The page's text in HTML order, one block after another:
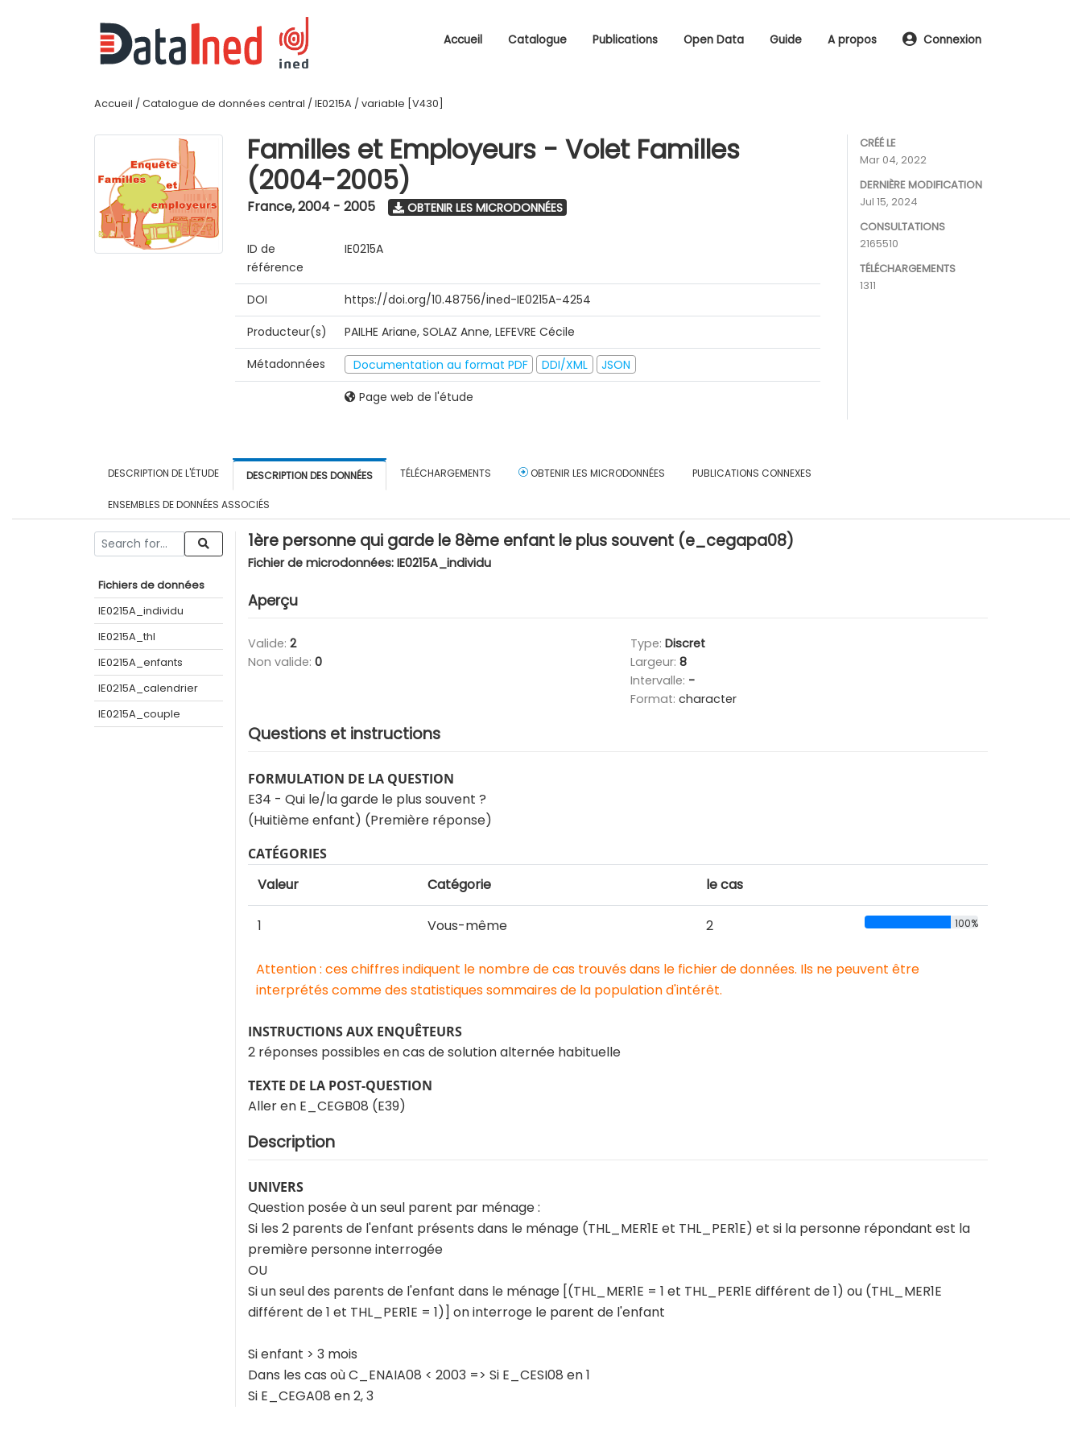
Accueil Catalogue Publications Open Data Guide A propos Connexion
Accueil / Catalogue de données central / IE0215A / variable [V430]
Familles et Employeurs - Volet Familles
(2004-2005)
France,2004 - 2005 OBTENIR LES MICRODONNÉES
ID de
référence
IE0215A
DOI
https://doi.org/10.48756/ined-IE0215A-4254
Producteur(s)
PAILHE Ariane, SOLAZ Anne, LEFEVRE Cécile
Métadonnées
Documentation au format PDF DDI/XML
JSON
Page web de l'étude
CRÉÉ LE
Mar 04, 2022
DERNIÈRE MODIFICATION
Jul 15, 2024
CONSULTATIONS
2165510
TÉLÉCHARGEMENTS
1311
DESCRIPTION DE L'ÉTUDE DESCRIPTION DES DONNÉES TÉLÉCHARGEMENTS OBTENIR LES MICRODONNÉES PUBLICATIONS CONNEXES
ENSEMBLES DE DONNÉES ASSOCIÉS
Fichiers de données
IE0215A_individu
IE0215A_thl
IE0215A_enfants
IE0215A_calendrier
IE0215A_couple
1ère personne qui garde le 8ème enfant le plus souvent (e_cegapa08)
Fichier de microdonnées: IE0215A_individu
Aperçu
Valide: 2
Non valide: 0
Type: Discret
Largeur: 8
Intervalle: -
Format: character
Questions et instructions
FORMULATION DE LA QUESTION
E34 - Qui le/la garde le plus souvent ?
(Huitième enfant) (Première réponse)
CATÉGORIES
Valeur Catégorie le cas
1 Vous-même 2 100%
Attention : ces chiffres indiquent le nombre de cas trouvés dans le fichier de données. Ils ne peuvent être
interprétés comme des statistiques sommaires de la population d'intérêt.
INSTRUCTIONS AUX ENQUÊTEURS
2 réponses possibles en cas de solution alternée habituelle
TEXTE DE LA POST-QUESTION
Aller en E_CEGB08 (E39)
Description
UNIVERS
Question posée à un seul parent par ménage :
Si les 2 parents de l'enfant présents dans le ménage (THL_MER1E et THL_PER1E) et si la personne répondant est la
première personne interrogée
OU
Si un seul des parents de l'enfant dans le ménage [(THL_MER1E = 1 et THL_PER1E différent de 1) ou (THL_MER1E
différent de 1 et THL_PER1E = 1)] on interroge le parent de l'enfant
Si enfant > 3 mois
Dans les cas où C_ENAIA08 < 2003 => Si E_CESI08 en 1
Si E_CEGA08 en 2, 3